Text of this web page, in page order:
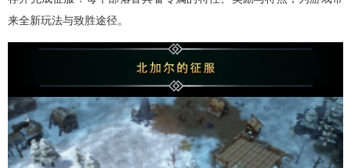
来全新玩法与致胜途径。